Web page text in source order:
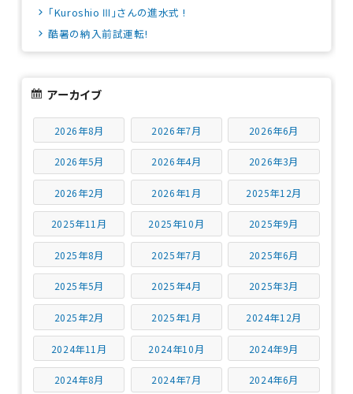
「Kuroshio Ⅲ」さんの進水式 !
酷暑の納入前試運転!
アーカイブ
2026年8月 2026年7月 2026年6月
2026年5月 2026年4月 2026年3月
2026年2月 2026年1月 2025年12月
2025年11月 2025年10月 2025年9月
2025年8月 2025年7月 2025年6月
2025年5月 2025年4月 2025年3月
2025年2月 2025年1月 2024年12月
2024年11月 2024年10月 2024年9月
2024年8月 2024年7月 2024年6月